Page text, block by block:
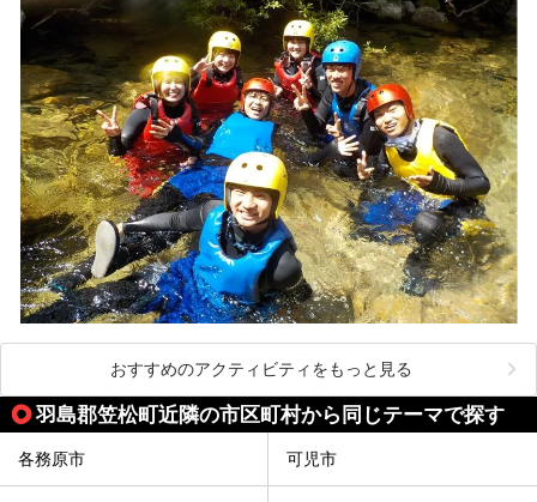
おすすめのアクティビティをもっと見る
羽島郡笠松町近隣の市区町村から同じテーマで探す
各務原市 可児市